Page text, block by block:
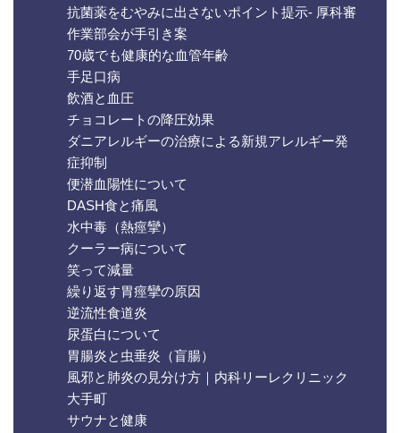
抗菌薬をむやみに出さないポイント提示- 厚科審
作業部会が手引き案
70歳でも健康的な血管年齢
手足口病
飲酒と血圧
チョコレートの降圧効果
ダニアレルギーの治療による新規アレルギー発
症抑制
便潜血陽性について
DASH食と痛風
水中毒（熱痙攣）
クーラー病について
笑って減量
繰り返す胃痙攣の原因
逆流性食道炎
尿蛋白について
胃腸炎と虫垂炎（盲腸）
風邪と肺炎の見分け方｜内科リーレクリニック
大手町
サウナと健康